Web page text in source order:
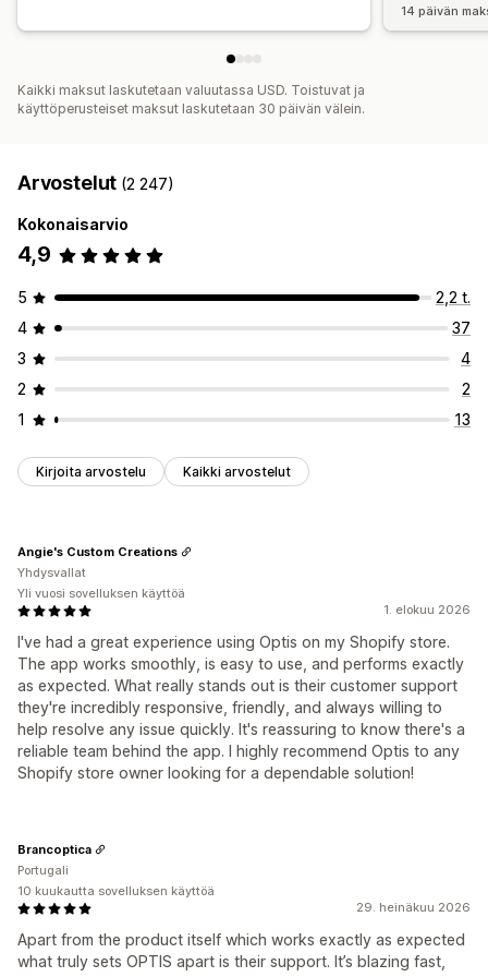
14 päivän
Kaikki maksut laskutetaan valuutassa USD. Toistuvat ja
käyttöperusteiset maksut laskutetaan 30 päivän välein.
Arvostelut (2 247)
Kokonaisarvio
4,9
5
2,2 t.
4
37
3
4
2
2
1
13
Kirjoita arvostelu Kaikki arvostelut
1. elokuu 2026
I've had a great experience using Optis on my Shopify store.
The app works smoothly, is easy to use, and performs exactly
as expected. What really stands out is their customer support
they're incredibly responsive, friendly, and always willing to
help resolve any issue quickly. It's reassuring to know there's a
reliable team behind the app. I highly recommend Optis to any
Shopify store owner looking for a dependable solution!
Angie's Custom Creations
Yhdysvallat
Yli vuosi sovelluksen käyttöä
29. heinäkuu 2026
Apart from the product itself which works exactly as expected
what truly sets OPTIS apart is their support. It’s blazing fast,
Brancoptica
Portugali
10 kuukautta sovelluksen käyttöä